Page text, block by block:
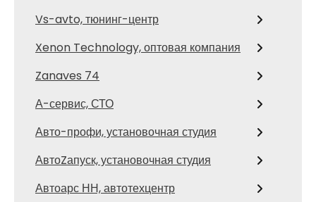
Vs-avto, тюнинг-центр
Xenon Technology, оптовая компания
Zanaves 74
А-сервис, СТО
Авто-профи, установочная студия
АвтоZапуск, установочная студия
Автоарс НН, автотехцентр